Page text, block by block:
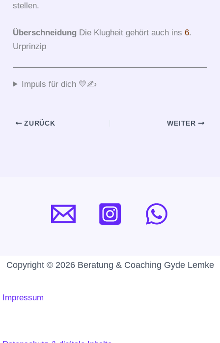
stellen.
Überschneidung Die Klugheit gehört auch ins6.
Urprinzip
Impuls für dich 💛✍️
ZURÜCK WEITER
Copyright © 2026 Beratung & Coaching Gyde Lemke
Impressum